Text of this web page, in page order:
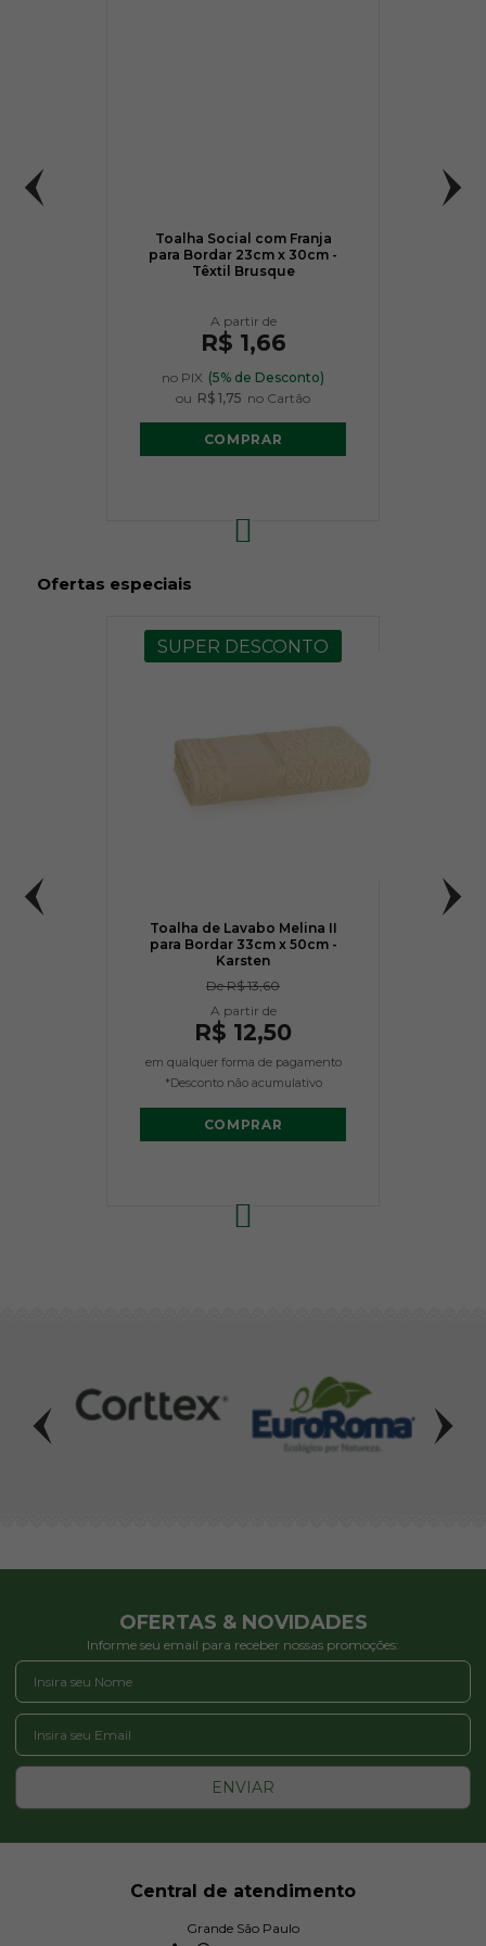
Toalha Social com Franja
para Bordar 23cm x 30cm -
Têxtil Brusque
R$ 1,66
no PIX (5% de Desconto)
ou R$ 1,75 no Cartão
COMPRAR
Ofertas especiais
SUPER DESCONTO
Toalha de Lavabo Melina II
para Bordar 33cm x 50cm -
Karsten
DeR$ 13,60
R$ 12,50
em qualquer forma de pagamento
*Desconto não acumulativo
COMPRAR
OFERTAS & NOVIDADES
Informe seu email para receber nossas promoções:
ENVIAR
Central de atendimento
Grande São Paulo